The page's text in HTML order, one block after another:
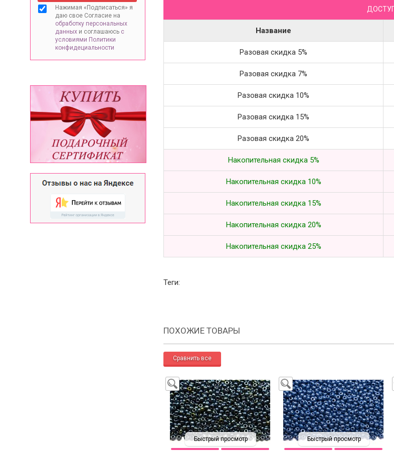
Нажимая «Подписаться» я
даю свое Согласие на
обработку персональных
данных и соглашаюсь с
условиями Политики
конфидециальности
Название
Разовая скидка 5%
Разовая скидка 7%
Разовая скидка 10%
Разовая скидка 15%
Разовая скидка 20%
Накопительная скидка 5%
Накопительная скидка 10%
Накопительная скидка 15%
Накопительная скидка 20%
Накопительная скидка 25%
Теги:
ПОХОЖИЕ ТОВАРЫ
Быстрый просмотр Быстрый просмотр